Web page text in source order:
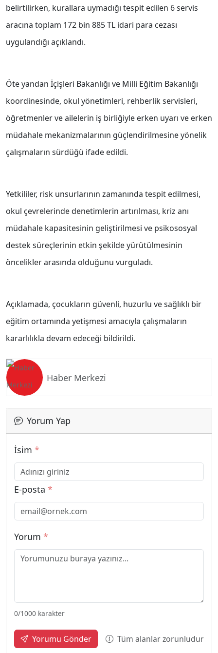
belirtilirken, kurallara uymadığı tespit edilen 6 servis
aracına toplam 172 bin 885 TL idari para cezası
uygulandığı açıklandı.
Öte yandan İçişleri Bakanlığı ve Milli Eğitim Bakanlığı
koordinesinde, okul yönetimleri, rehberlik servisleri,
öğretmenler ve ailelerin iş birliğiyle erken uyarı ve erken
müdahale mekanizmalarının güçlendirilmesine yönelik
çalışmaların sürdüğü ifade edildi.
Yetkililer, risk unsurlarının zamanında tespit edilmesi,
okul çevrelerinde denetimlerin artırılması, kriz anı
müdahale kapasitesinin geliştirilmesi ve psikososyal
destek süreçlerinin etkin şekilde yürütülmesinin
öncelikler arasında olduğunu vurguladı.
Açıklamada, çocukların güvenli, huzurlu ve sağlıklı bir
eğitim ortamında yetişmesi amacıyla çalışmaların
kararlılıkla devam edeceği bildirildi.
Haber Merkezi
Yorum Yap
İsim *
E-posta *
Yorum *
0/1000 karakter
Yorumu Gönder Tüm alanlar zorunludur